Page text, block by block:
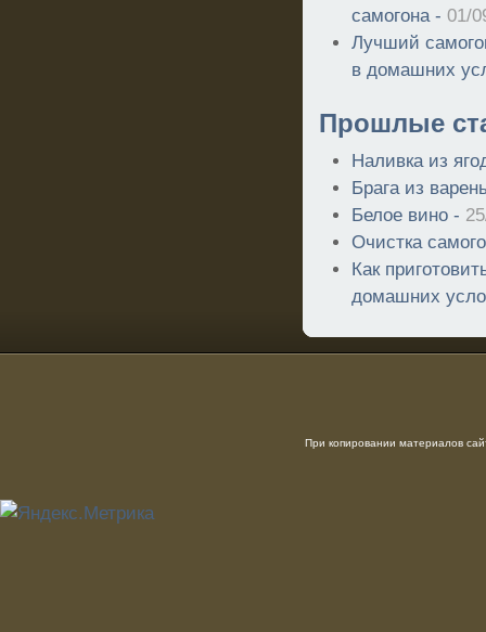
самогона -01/
Лучший
в домашних
Прошлые
Наливка из
Брага из
Белое вино -
Очистка
Как
домашних
При копировании материалов